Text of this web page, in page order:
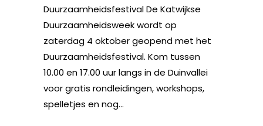
Duurzaamheidsfestival De Katwijkse
Duurzaamheidsweek wordt op
zaterdag 4 oktober geopend met het
Duurzaamheidsfestival. Kom tussen
10.00 en 17.00 uur langs in de Duinvallei
voor gratis rondleidingen, workshops,
spelletjes en nog...